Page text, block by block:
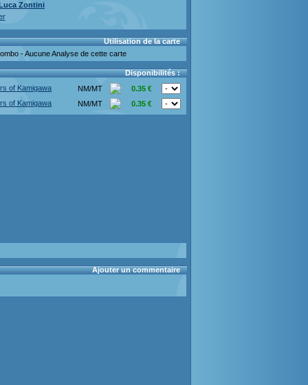
Zontini
Utilisation de la carte
- Aucune Analyse de cette carte
Disponibilités :
of Kamigawa
NM/MT
0.35 €
of Kamigawa
NM/MT 0.35 €
Ajouter un commentaire